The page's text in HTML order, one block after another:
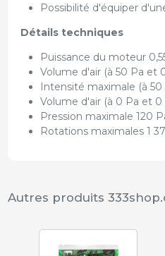
Possibilité d'équiper
Détails techniques
Puissance du moteur
Volume d'air (à 50 Pa et
Intensité maximale (à 50
Volume d'air (à 0 Pa et 0
Pression maximale 120
Rotations maximales 1
Autres produits